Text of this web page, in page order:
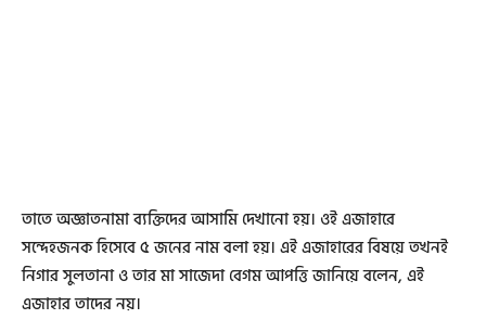
তাতে অজ্ঞাতনামা ব্যক্তিদের আসামি দেখানো হয়। ওই এজাহারে
সন্দেহজনক হিসেবে ৫ জনের নাম বলা হয়। এই এজাহারের বিষয়ে তখনই
নিগার সুলতানা ও তার মা সাজেদা বেগম আপত্তি জানিয়ে বলেন, এই
এজাহার তাদের নয়।